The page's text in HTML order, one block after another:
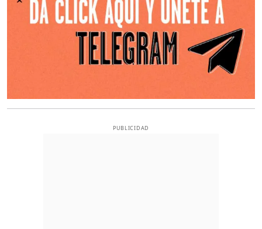
PUBLICIDAD